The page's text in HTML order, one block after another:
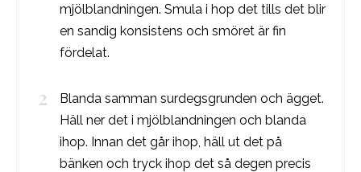
mjölblandningen. Smula i hop det tills det blir
en sandig konsistens och smöret är fin
fördelat.
Blanda samman surdegsgrunden och ägget.
Häll ner det i mjölblandningen och blanda
ihop. Innan det går ihop, häll ut det på
bänken och tryck ihop det så degen precis